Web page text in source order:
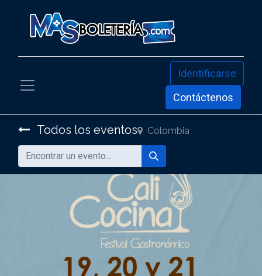
Identificarse
Contáctenos
Todos los eventos Colombia